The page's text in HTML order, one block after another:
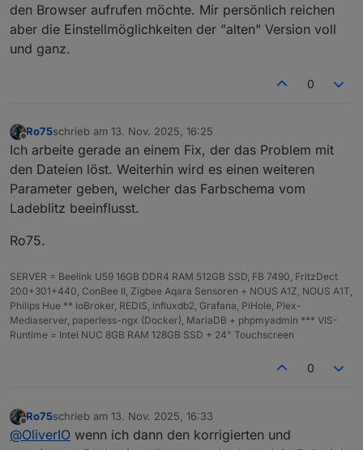
den Browser aufrufen möchte. Mir persönlich reichen
aber die Einstellmöglichkeiten der "alten" Version voll
und ganz.
0
Offline
Ro75schrieb am 13. Nov. 2025, 16:25
zuletzt editiert von
Ich arbeite gerade an einem Fix, der das Problem mit
den Dateien löst. Weiterhin wird es einen weiteren
Parameter geben, welcher das Farbschema vom
Ladeblitz beeinflusst.
Ro75.
SERVER = Beelink U59 16GB DDR4 RAM 512GB SSD, FB 7490, FritzDect
200+301+440, ConBee II, Zigbee Aqara Sensoren + NOUS A1Z, NOUS A1T,
Philips Hue ** ioBroker, REDIS, influxdb2, Grafana, PiHole, Plex-
Mediaserver, paperless-ngx (Docker), MariaDB + phpmyadmin *** VIS-
Runtime = Intel NUC 8GB RAM 128GB SSD + 24" Touchscreen
0
Offline
Ro75schrieb am 13. Nov. 2025, 16:33
zuletzt editiert von
@OliverIO wenn ich dann den korrigierten und